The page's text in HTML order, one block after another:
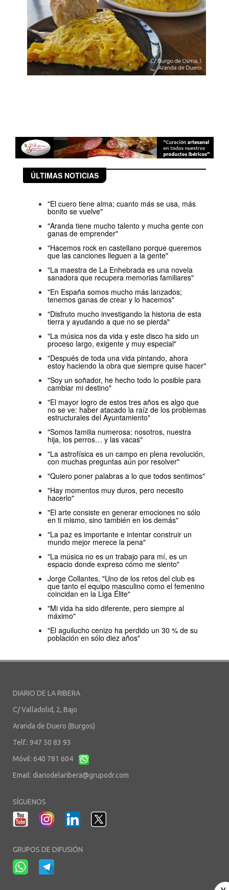
ÚLTIMAS NOTICIAS
"El cuero tiene alma; cuanto más se usa, más
bonito se vuelve"
"Aranda tiene mucho talento y mucha gente con
ganas de emprender"
"Hacemos rock en castellano porque queremos
que las canciones lleguen a la gente"
"La maestra de La Enhebrada es una novela
sanadora que recupera memorias familiares"
"En España somos mucho más lanzados;
tenemos ganas de crear y lo hacemos"
"Disfruto mucho investigando la historia de esta
tierra y ayudando a que no se pierda"
"La música nos da vida y este disco ha sido un
proceso largo, exigente y muy especial"
"Después de toda una vida pintando, ahora
estoy haciendo la obra que siempre quise hacer"
"Soy un soñador, he hecho todo lo posible para
cambiar mi destino"
"El mayor logro de estos tres años es algo que
no se ve: haber atacado la raíz de los problemas
estructurales del Ayuntamiento"
"Somos familia numerosa: nosotros, nuestra
hija, los perros… y las vacas"
"La astrofísica es un campo en plena revolución,
con muchas preguntas aún por resolver"
"Quiero poner palabras a lo que todos sentimos"
"Hay momentos muy duros, pero necesito
hacerlo"
"El arte consiste en generar emociones no sólo
en ti mismo, sino también en los demás"
"La paz es importante e intentar construir un
mundo mejor merece la pena"
"La música no es un trabajo para mí, es un
espacio donde expreso cómo me siento"
Jorge Collantes, "Uno de los retos del club es
que tanto el equipo masculino como el femenino
coincidan en la Liga Élite"
"Mi vida ha sido diferente, pero siempre al
máximo"
"El aguilucho cenizo ha perdido un 30 % de su
población en sólo diez años"
DIARIO DE LA RIBERA
C/ Valladolid, 2, Bajo
Aranda de Duero (Burgos)
Telf.: 947 50 83 93
Móvil: 640 781 604
Email: diariodelaribera@grupodr.com
SÍGUENOS
GRUPOS DE DIFUSIÓN